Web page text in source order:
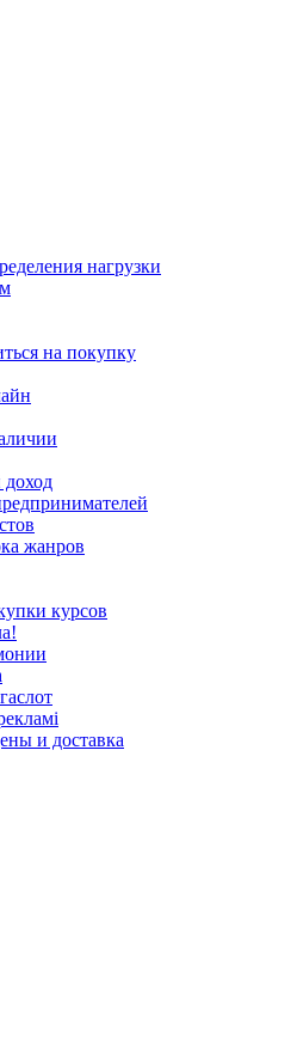
нагрузки
на покупку
жанров
курсов
и доставка